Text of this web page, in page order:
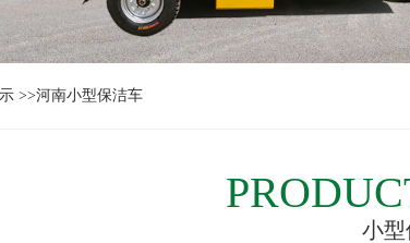
>>河南小型保洁车
小